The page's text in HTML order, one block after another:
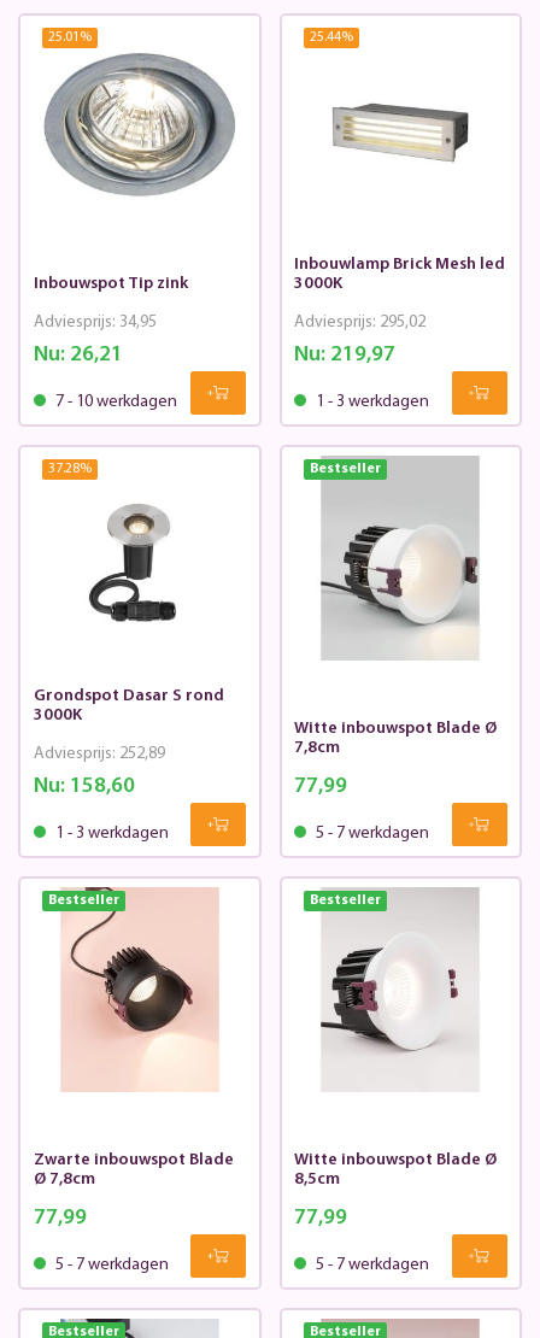
25.01 %
Inbouwspot Tip zink
Nu:26,21
Adviesprijs: 34,95
7 - 10 werkdagen
25.44%
Inbouwlamp Brick Mesh led
3000K
Nu: 219,97
Adviesprijs: 295,02
1 - 3 werkdagen
37.28%
Grondspot Dasar S rond
3000K
Nu:158,60
Adviesprijs: 252,89
1 - 3 werkdagen
Bestseller
Witte inbouwspot Blade Ø
7,8cm
77,99
5 - 7 werkdagen
Bestseller
Zwarte inbouwspot Blade
Ø 7,8cm
77,99
5 - 7 werkdagen
Bestseller
Witte inbouwspot Blade Ø
8,5cm
77,99
5 - 7 werkdagen
Bestseller Bestseller